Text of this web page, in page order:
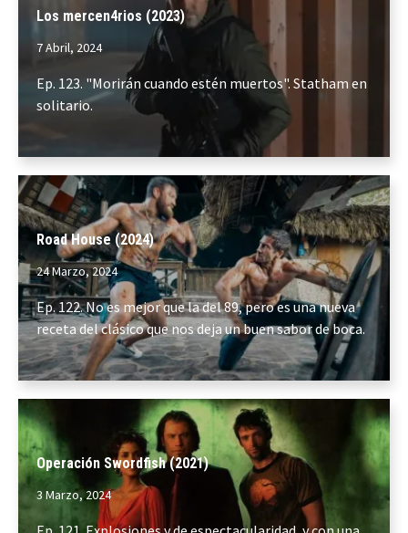
Los mercen4rios (2023)
7 Abril, 2024
Ep. 123. "Morirán cuando estén muertos". Statham en
solitario.
Road House (2024)
24 Marzo, 2024
Ep. 122. No es mejor que la del 89, pero es una nueva
receta del clásico que nos deja un buen sabor de boca.
Operación Swordfish (2021)
3 Marzo, 2024